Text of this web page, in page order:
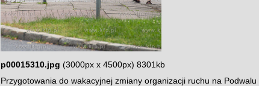
p00015310.jpg (3000px x 4500px) 8301kb
Przygotowania do wakacyjnej zmiany organizacji ruchu na Podwalu